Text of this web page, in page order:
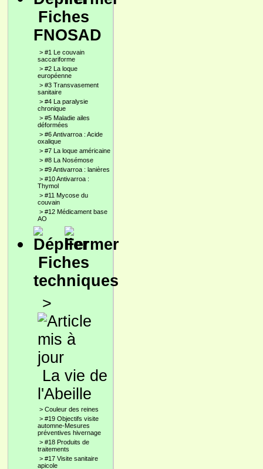
Fiches
FNOSAD
> #1 Le couvain
saccariforme
> #2 La loque
européenne
> #3 Transvasement
sanitaire
> #4 La paralysie
chronique
> #5 Maladie ailes
déformées
> #6 Antivarroa : Acide
oxalique
> #7 La loque américaine
> #8 La Nosémose
> #9 Antivarroa : lanières
> #10 Antivarroa :
Thymol
> #11 Mycose du
couvain
> #12 Médicament base
AO
Fiches
techniques
>
La vie de
l'Abeille
> Couleur des reines
> #19 Objectifs visite
automne-Mesures
préventives hivernage
> #18 Produits de
traitements
> #17 Visite sanitaire
apicole